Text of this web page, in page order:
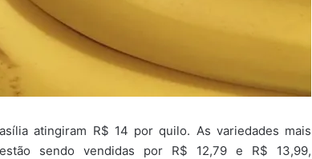
atingiram R$ 14 por quilo. As variedades mais
sendo vendidas por R$ 12,79 e R$ 13,99,